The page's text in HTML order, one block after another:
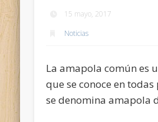
15 mayo, 2017
Noticias
La amapola común es
que se conoce en
se denomina amapola